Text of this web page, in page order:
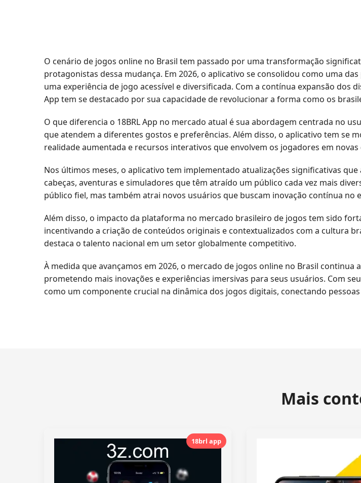
O cenário de jogos online no Brasil tem passado por uma transformação
protagonistas dessa mudança. Em 2026, o aplicativo se consolidou como uma
uma experiência de jogo acessível e diversificada. Com a contínua expansão dos
App tem se destacado por sua capacidade de revolucionar a forma como os
O que diferencia o 18BRL App no mercado atual é sua abordagem centrada no
que atendem a diferentes gostos e preferências. Além disso, o aplicativo tem se
realidade aumentada e recursos interativos que envolvem os jogadores em
Nos últimos meses, o aplicativo tem implementado atualizações significativas
cabeças, aventuras e simuladores que têm atraído um público cada vez mais
público fiel, mas também atrai novos usuários que buscam inovação contínua no
Além disso, o impacto da plataforma no mercado brasileiro de jogos tem sido
incentivando a criação de conteúdos originais e contextualizados com a cultura
destaca o talento nacional em um setor globalmente competitivo.
À medida que avançamos em 2026, o mercado de jogos online no Brasil continua
prometendo mais inovações e experiências imersivas para seus usuários. Com
como um componente crucial na dinâmica dos jogos digitais, conectando
Mais
18brl app